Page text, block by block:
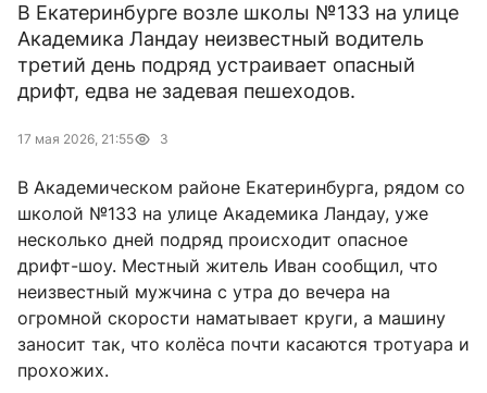
В Екатеринбурге возле школы №133 на улице
Академика Ландау неизвестный водитель
третий день подряд устраивает опасный
дрифт, едва не задевая пешеходов.
17 мая 2026, 21:55 3
В Академическом районе Екатеринбурга, рядом со
школой №133 на улице Академика Ландау, уже
несколько дней подряд происходит опасное
дрифт-шоу. Местный житель Иван сообщил, что
неизвестный мужчина с утра до вечера на
огромной скорости наматывает круги, а машину
заносит так, что колёса почти касаются тротуара и
прохожих.